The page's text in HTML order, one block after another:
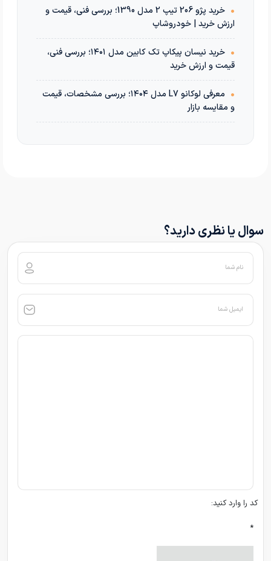
•
خرید پژو 206 تیپ 2 مدل 1390؛ بررسی فنی، قیمت و
ارزش خرید | خودروشاپ
•
خرید نیسان پیکاپ تک کابین مدل ۱۴۰۱؛ بررسی فنی،
قیمت و ارزش خرید
•
معرفی لوکانو L7 مدل ۱۴۰۴؛ بررسی مشخصات، قیمت
و مقایسه بازار
سوال یا نظری دارید؟
نام شما
ایمیل شما
کد را وارد کنید:
*